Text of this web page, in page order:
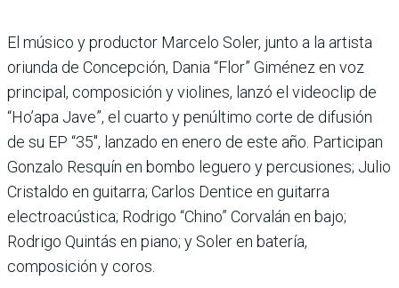
El músico y productor Marcelo Soler, junto a la artista
oriunda de Concepción, Dania “Flor” Giménez en voz
principal, composición y violines, lanzó el videoclip de
“Ho’apa Jave”, el cuarto y penúltimo corte de difusión
de su EP “35″, lanzado en enero de este año. Participan
Gonzalo Resquín en bombo leguero y percusiones; Julio
Cristaldo en guitarra; Carlos Dentice en guitarra
electroacústica; Rodrigo “Chino” Corvalán en bajo;
Rodrigo Quintás en piano; y Soler en batería,
composición y coros.